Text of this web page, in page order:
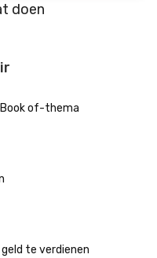
doen
of-thema
te verdienen